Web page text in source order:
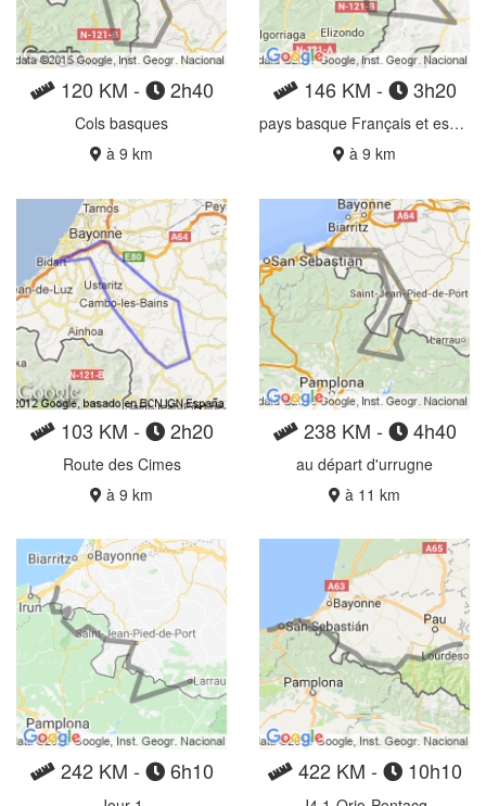
120 KM - 2h40
Cols basques
à 9 km
146 KM - 3h20
pays basque Français et espagnol
à 9 km
103 KM - 2h20
Route des Cimes
à 9 km
238 KM - 4h40
au départ d'urrugne
à 11 km
242 KM - 6h10 422 KM - 10h10